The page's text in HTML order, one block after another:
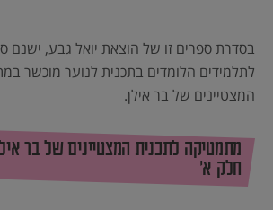
בסדרת ספרים זו של הוצאת יואל גבע, ישנם
לתלמידים הלומדים בתכנית לנוער מוכשר
המצטיינים של בר אילן.
מתמטיקה לתכנית המצטיינים של בר
חלק א’